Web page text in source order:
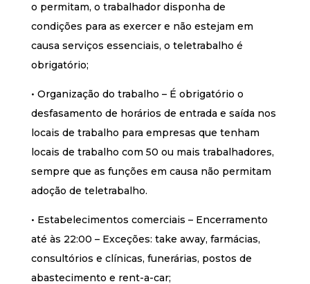
o permitam, o trabalhador disponha de
condições para as exercer e não estejam em
causa serviços essenciais, o teletrabalho é
obrigatório;
• Organização do trabalho – É obrigatório o
desfasamento de horários de entrada e saída nos
locais de trabalho para empresas que tenham
locais de trabalho com 50 ou mais trabalhadores,
sempre que as funções em causa não permitam
adoção de teletrabalho.
• Estabelecimentos comerciais – Encerramento
até às 22:00 – Exceções: take away, farmácias,
consultórios e clínicas, funerárias, postos de
abastecimento e rent-a-car;